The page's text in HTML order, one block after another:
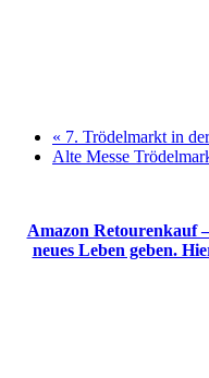
« 7. Trödelmarkt in
Alte Messe
Amazon Retourenkauf
neues Leben geben.